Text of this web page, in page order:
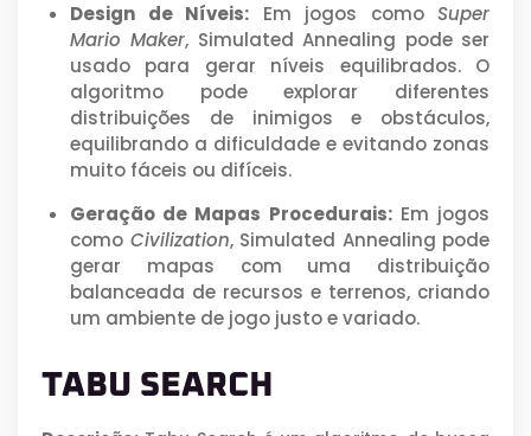
Design de Níveis: Em jogos como Super
Mario Maker, Simulated Annealing pode ser
usado para gerar níveis equilibrados. O
algoritmo pode explorar diferentes
distribuições de inimigos e obstáculos,
equilibrando a dificuldade e evitando zonas
muito fáceis ou difíceis.
Geração de Mapas Procedurais:Em jogos
como Civilization, Simulated Annealing pode
gerar mapas com uma distribuição
balanceada de recursos e terrenos, criando
um ambiente de jogo justo e variado.
TABU SEARCH